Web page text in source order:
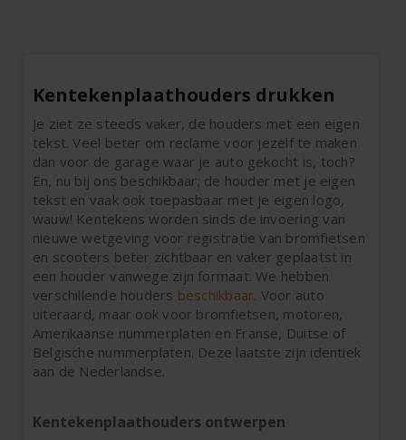
Kentekenplaathouders drukken
Je ziet ze steeds vaker, de houders met een eigen
tekst. Veel beter om reclame voor jezelf te maken
dan voor de garage waar je auto gekocht is, toch?
En, nu bij ons beschikbaar; de houder met je eigen
tekst en vaak ook toepasbaar met je eigen logo,
wauw! Kentekens worden sinds de invoering van
nieuwe wetgeving voor registratie van bromfietsen
en scooters beter zichtbaar en vaker geplaatst in
een houder vanwege zijn formaat. We hebben
verschillende houders beschikbaar. Voor auto
uiteraard, maar ook voor bromfietsen, motoren,
Amerikaanse nummerplaten en Franse, Duitse of
Belgische nummerplaten. Deze laatste zijn identiek
aan de Nederlandse.
Kentekenplaathouders ontwerpen